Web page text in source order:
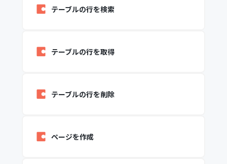
テーブルの行を検索
テーブルの行を取得
テーブルの行を削除
ページを作成